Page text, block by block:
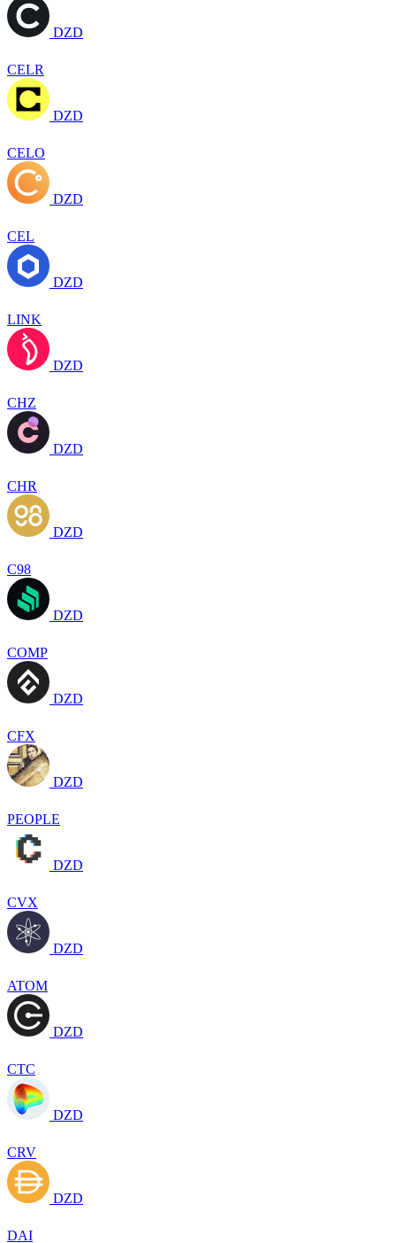
DZD
CELR
DZD
CELO
DZD
CEL
DZD
LINK
DZD
CHZ
DZD
CHR
DZD
C98
DZD
COMP
DZD
CFX
DZD
PEOPLE
DZD
CVX
DZD
ATOM
DZD
CTC
DZD
CRV
DZD
DAI